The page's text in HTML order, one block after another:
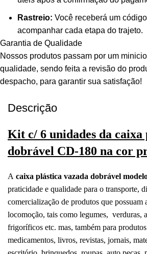
Rastreio: Você receberá um
acompanhar cada etapa do trajeto.
Garantia de Qualidade
Nossos produtos passam por um
qualidade, sendo feita a revisão do
despacho, para garantir sua satisfação!
Descrição
Kit c/ 6 unidades da caixa
dobrável CD-180 na cor
A caixa plástica vazada dobrável
praticidade e qualidade para o transporte,
comercialização de produtos que possuam
locomoção, tais como legumes, verduras,
frigoríficos etc. mas, também para
medicamentos, livros, revistas, jornais,